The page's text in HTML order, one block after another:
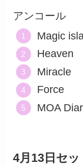
アンコール
Magic
Heaven
Miracle
Force
MOA
4月13日セッ